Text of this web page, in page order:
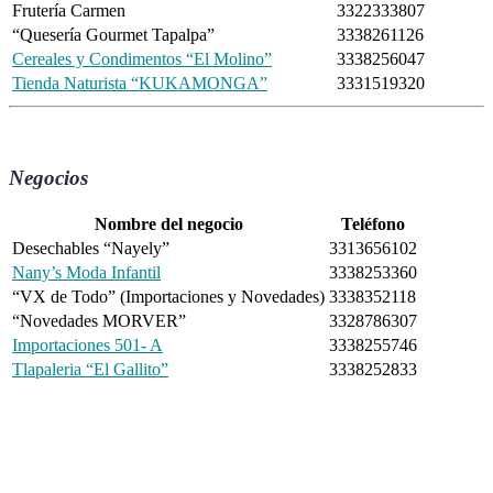
Frutería Carmen
3322333807
“Quesería Gourmet Tapalpa”
3338261126
Cereales y Condimentos “El Molino”
3338256047
Tienda Naturista “KUKAMONGA”
3331519320
Negocios
Nombre del negocio
Teléfono
Desechables “Nayely”
3313656102
Nany’s Moda Infantil
3338253360
“VX de Todo” (Importaciones y Novedades) 3338352118
“Novedades MORVER”
3328786307
Importaciones 501- A
3338255746
Tlapaleria “El Gallito”
3338252833